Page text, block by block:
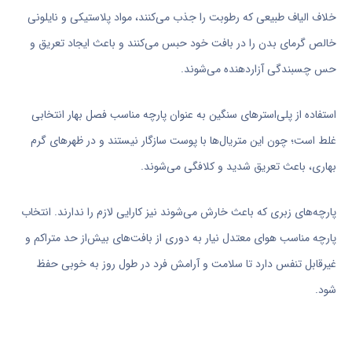
خلاف الیاف طبیعی که رطوبت را جذب می‌کنند، مواد پلاستیکی و نایلونی
خالص گرمای بدن را در بافت خود حبس می‌کنند و باعث ایجاد تعریق و
حس چسبندگی آزاردهنده می‌شوند.
استفاده از پلی‌استرهای سنگین به عنوان پارچه مناسب فصل بهار انتخابی
غلط‌ است؛ چون این متریال‌ها با پوست سازگار نیستند و در ظهرهای گرم
بهاری، باعث تعریق شدید و کلافگی می‌شوند.
پارچه‌های زبری که باعث خارش می‌شوند نیز کارایی لازم را ندارند. انتخاب
پارچه مناسب هوای معتدل نیار به دوری از بافت‌های بیش‌از حد متراکم و
غیرقابل تنفس‌ دارد تا سلامت و آرامش فرد در طول روز به خوبی حفظ
شود.